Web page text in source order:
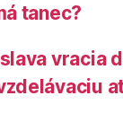
tanec?
vracia